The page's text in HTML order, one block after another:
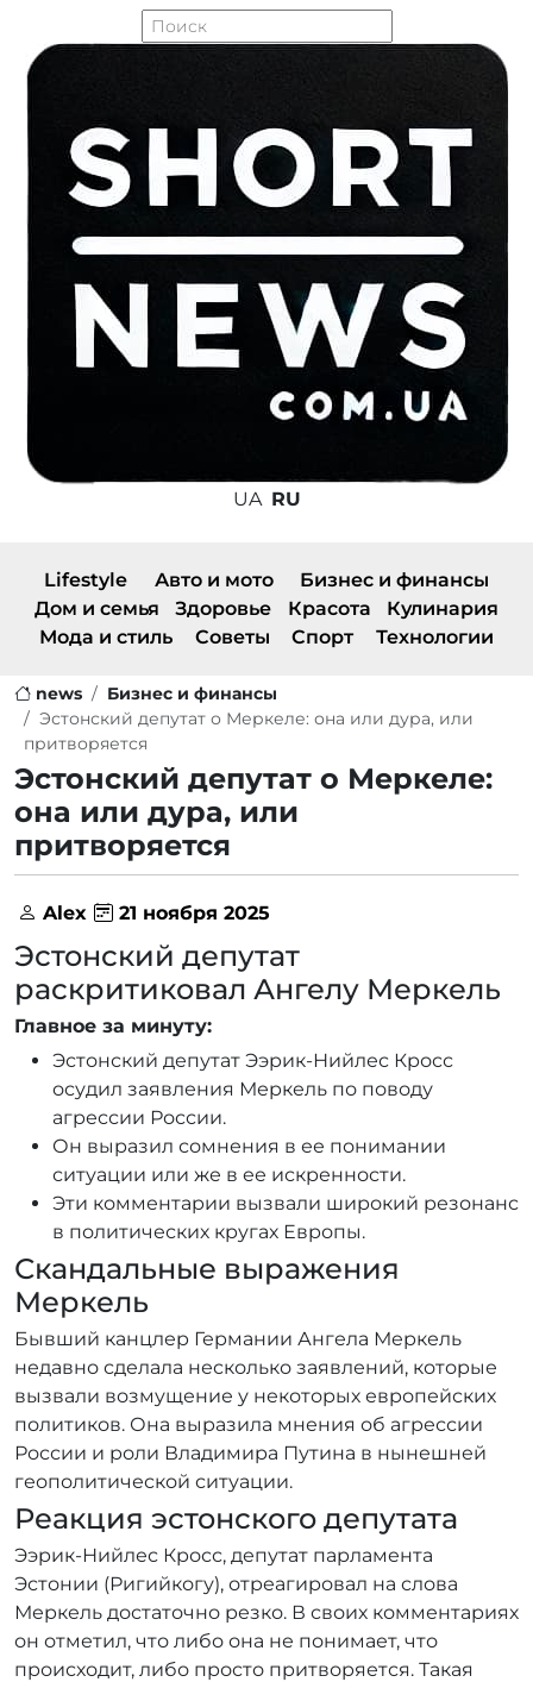
UA RU
Lifestyle Авто и мото
Бизнес и финансы
Дом и семья
Здоровье Красота
Кулинария
Мода и стиль
Советы Спорт Технологии
news
Бизнес и финансы
Эстонский депутат о Меркеле: она или дура, или
притворяется
Эстонский депутат о Меркеле:
она или дура, или
притворяется
Alex 21 ноября 2025
Эстонский депутат
раскритиковал Ангелу Меркель
Главное за минуту:
Эстонский депутат Ээрик-Нийлес Кросс
осудил заявления Меркель по поводу
агрессии России.
Он выразил сомнения в ее понимании
ситуации или же в ее искренности.
Эти комментарии вызвали широкий резонанс
в политических кругах Европы.
Скандальные выражения
Меркель
Бывший канцлер Германии Ангела Меркель
недавно сделала несколько заявлений, которые
вызвали возмущение у некоторых европейских
политиков. Она выразила мнения об агрессии
России и роли Владимира Путина в нынешней
геополитической ситуации.
Реакция эстонского депутата
Ээрик-Нийлес Кросс, депутат парламента
Эстонии (Ригийкогу), отреагировал на слова
Меркель достаточно резко. В своих комментариях
он отметил, что либо она не понимает, что
происходит, либо просто притворяется. Такая